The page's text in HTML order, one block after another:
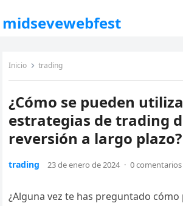
midsevewebfest
Inicio trading
¿Cómo se pueden
estrategias de trading
reversión a largo plazo?
trading 23 de enero de 2024 · 0 comentarios
¿Alguna vez te has preguntado